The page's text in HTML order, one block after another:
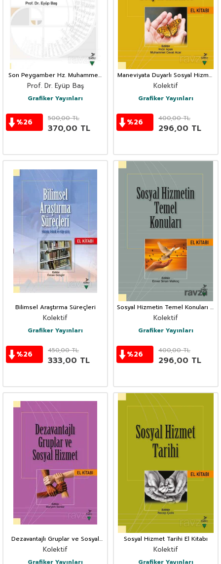
Son Peygamber Hz. Muhammed
(Siyer-i Nebi)
Prof. Dr. Eyüp Baş
Grafiker Yayınları
%26 500,00TL
370,00 TL
Maneviyata Duyarlı Sosyal Hizmet
El Kitabı
Kolektif
Grafiker Yayınları
%26 400,00TL
296,00 TL
Bilimsel Araştırma Süreçleri
Kolektif
Grafiker Yayınları
%26 450,00TL
333,00 TL
Sosyal Hizmetin Temel Konuları El
Kitabı
Kolektif
Grafiker Yayınları
%26 400,00TL
296,00 TL
Dezavantajlı Gruplar ve Sosyal
Hizmet El Kitabı
Kolektif
Grafiker Yayınları
Sosyal Hizmet Tarihi El Kitabı
Kolektif
Grafiker Yayınları